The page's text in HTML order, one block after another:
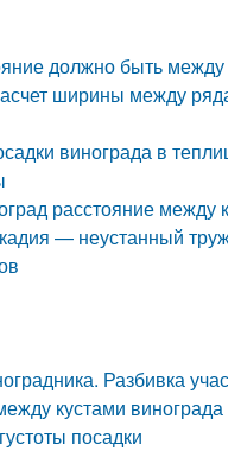
должно быть между
ширины между
винограда в
расстояние между
— неустанный
Разбивка
кустами винограда
посадки